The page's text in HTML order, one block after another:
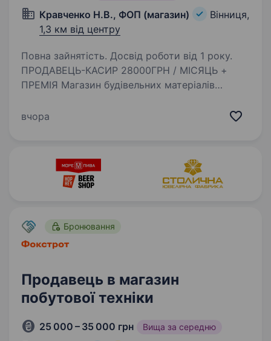
Кравченко Н.В., ФОП (магазин)
Вінниця,
1,3 км від центру
Повна зайнятість. Досвід роботи від 1 року.
ПРОДАВЕЦЬ-КАСИР 28000ГРН / МІСЯЦЬ +
ПРЕМІЯ Магазин будівельних матеріалів
Забезпечення правильної викладки і прийом
вчора
Бронювання
Продавець в магазин
побутової техніки
25 000 – 35 000 грн Вища за середню